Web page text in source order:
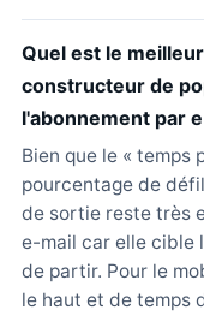
Quel est le
constructeur de
l'abonnement par
Bien que le « temps
pourcentage de
de sortie reste très
e-mail car elle cible
de partir. Pour le
le haut et de temps